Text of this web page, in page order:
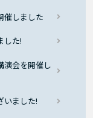
催しました
した!
演会を開催し
いました!